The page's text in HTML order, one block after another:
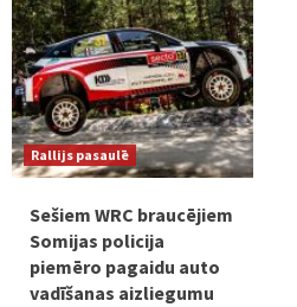
Rallijs pasaulē
Sešiem WRC braucējiem
Somijas policija
piemēro pagaidu auto
vadīšanas aizliegumu